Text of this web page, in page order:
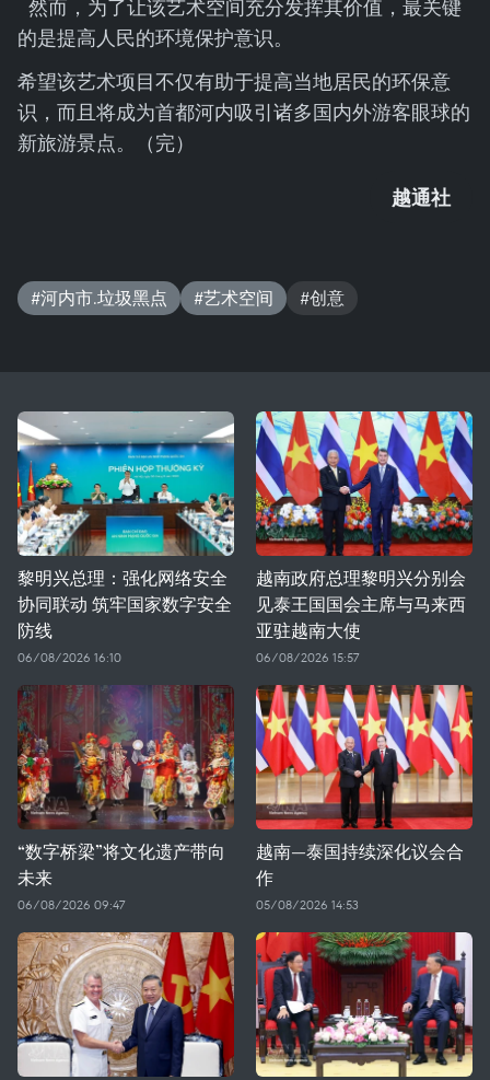
然而，为了让该艺术空间充分发挥其价值，最关键
的是提高人民的环境保护意识。
希望该艺术项目不仅有助于提高当地居民的环保意
识，而且将成为首都河内吸引诸多国内外游客眼球的
新旅游景点。（完）
越通社
#河内市.垃圾黑点 #艺术空间 #创意
黎明兴总理：强化网络安全
协同联动 筑牢国家数字安全
防线
06/08/2026 16:10
越南政府总理黎明兴分别会
见泰王国国会主席与马来西
亚驻越南大使
06/08/2026 15:57
“数字桥梁”将文化遗产带向
未来
06/08/2026 09:47
越南—泰国持续深化议会合
作
05/08/2026 14:53